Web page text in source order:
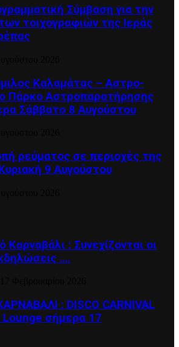
Σύμβαση για την
τοιχογραφιών της Ιεράς
Καλαμάτας – Αστρο-
Πάρκο Αστροπαρατήρησης
Σάββατο 8 Αυγούστου
ρεύματος σε περιοχές της
9 Αυγούστου
Καρναβάλι : Συνεχίζονται οι
….
: DISCO CARNIVAL
Lounge σήμερα 17